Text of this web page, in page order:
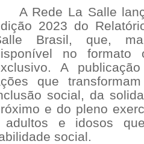
A Rede La Salle
2023 do
Brasil, que,
no
A
que
social, da
e do pleno
adultos e idosos
social.